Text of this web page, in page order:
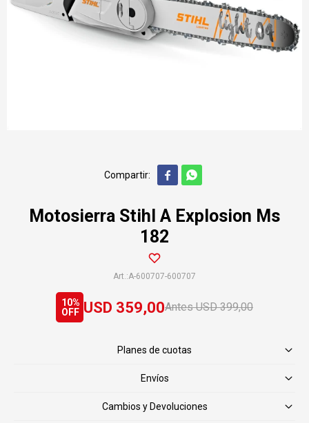
 
Motosierra Stihl A Explosion Ms
182
A-600707-600707
USD 359,00 USD 399,00
10
Planes de cuotas
Envíos
Cambios y Devoluciones